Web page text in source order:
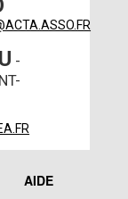
-
AIDE